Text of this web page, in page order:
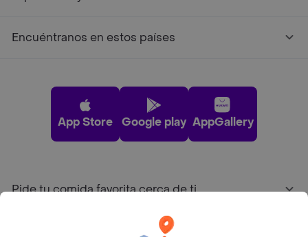
Encuéntranos en estos países
App Store Google play AppGallery
Pide tu comida favorita cerca de ti